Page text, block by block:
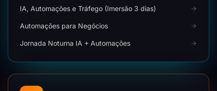
IA, Automações e Tráfego (Imersão 3 dias)
Automações para Negócios
Jornada Noturna IA + Automações